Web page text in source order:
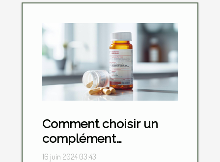
Comment choisir un
complément
alimentaire sûr pour
16 juin 2024 03:43